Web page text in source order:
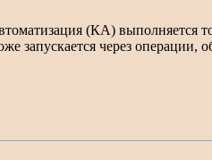
(КА) выполняется
запускается через операции,